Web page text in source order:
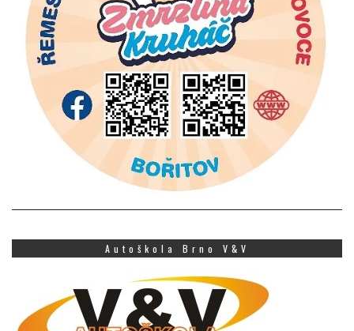
Autoškola Brno V&V